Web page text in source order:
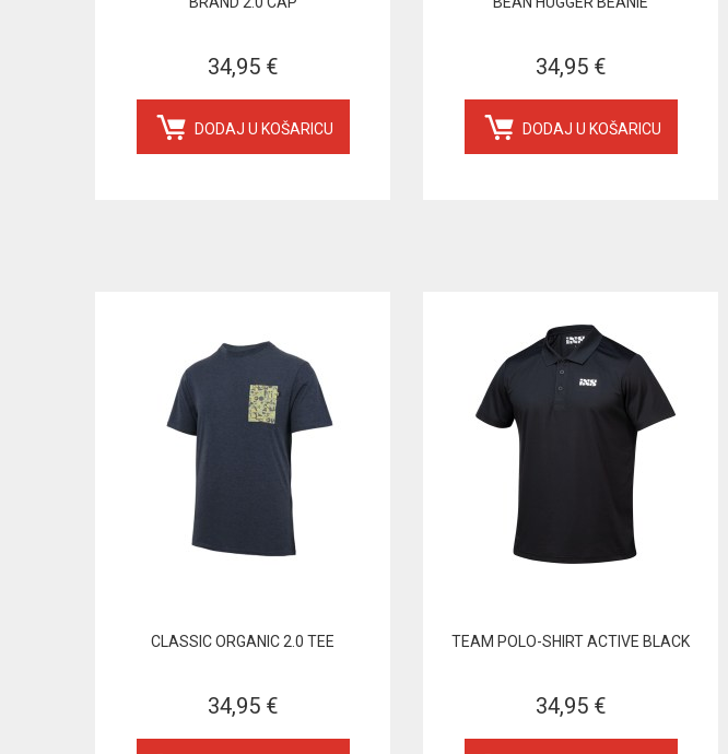
34,95 €
DODAJ U KOŠARICU
34,95 €
DODAJ U KOŠARICU
CLASSIC ORGANIC 2.0 TEE
34,95 €
TEAM POLO-SHIRT ACTIVE BLACK
34,95 €